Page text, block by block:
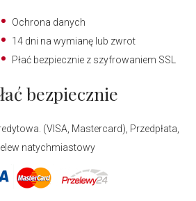
Ochrona danych
14 dni na wymianę lub zwrot
Płać bezpiecznie z szyfrowaniem SSL
bezpiecznie
(VISA, Mastercard), Przedpłata,
natychmiastowy